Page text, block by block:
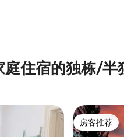
价
庭住宿的独栋/半
房客推荐
房客推荐